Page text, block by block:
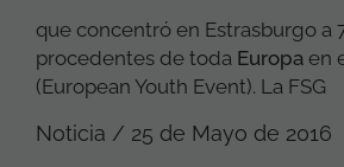
que concentró en Estrasburgo a
procedentes de toda Europa en
(European Youth Event). La FSG
Noticia / 25 de Mayo de 2016